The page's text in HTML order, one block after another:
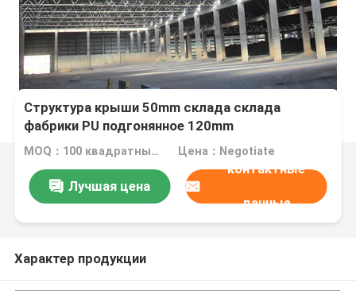
Структура крыши 50mm склада склада
фабрики PU подгонянное 120mm
MOQ：100 квадратных метров Цена：Negotiate
Лучшая цена
контактные
данные
Характер продукции